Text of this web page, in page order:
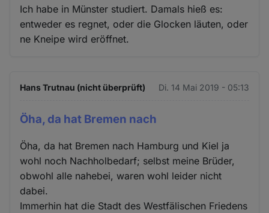
Ich habe in Münster studiert. Damals hieß es:
entweder es regnet, oder die Glocken läuten, oder
ne Kneipe wird eröffnet.
Hans Trutnau (nicht überprüft) Di. 14 Mai 2019 - 05:13
Öha, da hat Bremen nach
Öha, da hat Bremen nach Hamburg und Kiel ja
wohl noch Nachholbedarf; selbst meine Brüder,
obwohl alle nahebei, waren wohl leider nicht
dabei.
Immerhin hat die Stadt des Westfälischen Friedens